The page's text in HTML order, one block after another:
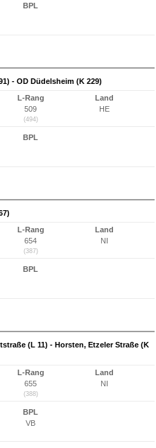
BPL
- OD Düdelsheim (K 229)
L-Rang
509
(494)
Land
HE
BPL
L-Rang
654
(387)
Land
NI
BPL
(L 11) - Horsten, Etzeler Straße (K
L-Rang
655
(388)
Land
NI
BPL
VB